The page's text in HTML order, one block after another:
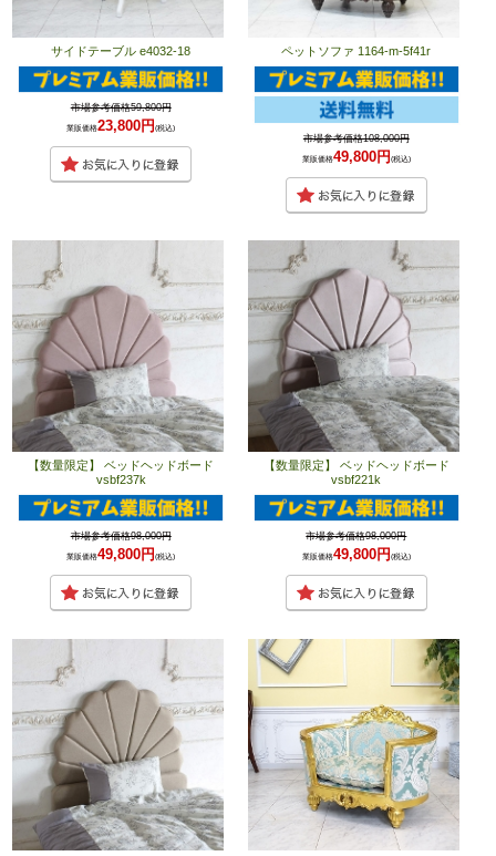
サイドテーブル e4032-18
市場参考価格59,800円
業販価格23,800円(税込)
ペットソファ 1164-m-5f41r
市場参考価格108,000円
業販価格49,800円(税込)
【数量限定】 ベッドヘッドボード
vsbf237k
市場参考価格98,000円
業販価格49,800円(税込)
【数量限定】 ベッドヘッドボード
vsbf221k
市場参考価格98,000円
業販価格49,800円 (税込)